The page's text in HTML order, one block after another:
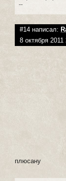
--
#14 написал:
8 октября 2011
плюсану